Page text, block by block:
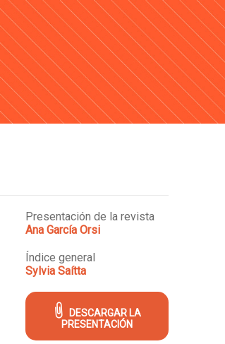
Presentación de la revista
Ana García Orsi
Índice general
Sylvia Saítta
DESCARGAR LA
PRESENTACIÓN